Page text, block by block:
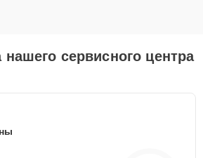
сервисного центра